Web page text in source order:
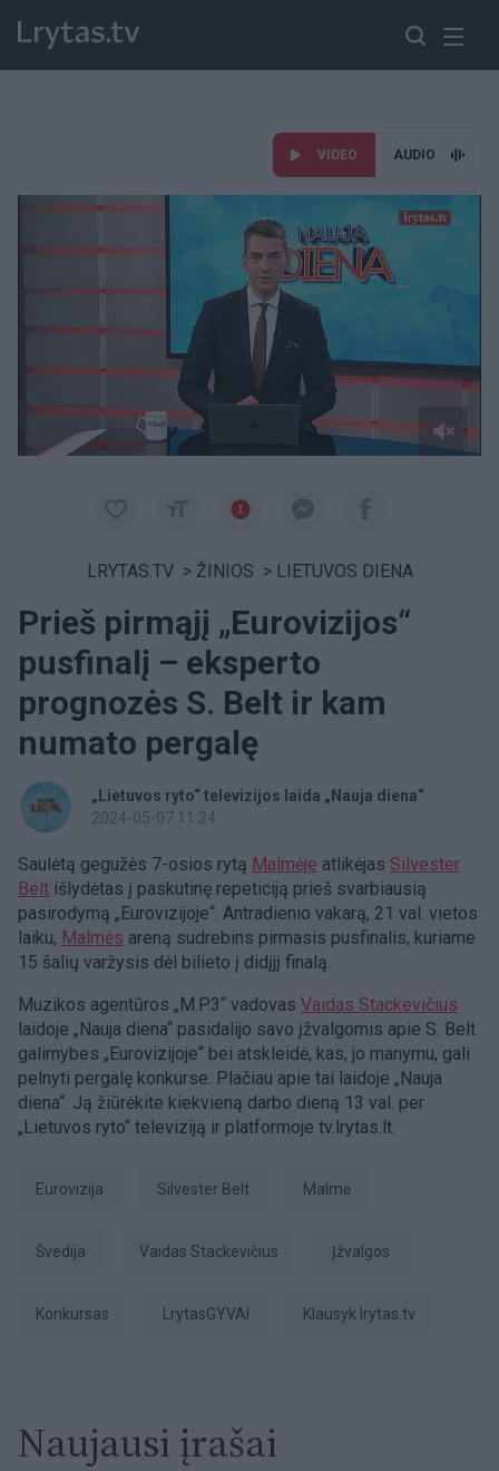
VIDEO AUDIO
LRYTAS.TV > ŽINIOS > LIETUVOS DIENA
Prieš pirmąjį „Eurovizijos“
pusfinalį – eksperto
prognozės S. Belt ir kam
numato pergalę
„Lietuvos ryto“ televizijos laida „Nauja diena“
2024-05-07 11:24
Saulėtą gegužės 7-osios rytą Malmėje atlikėjas Silvester
Belt išlydėtas į paskutinę repeticiją prieš svarbiausią
pasirodymą „Eurovizijoje“. Antradienio vakarą, 21 val. vietos
laiku, Malmės areną sudrebins pirmasis pusfinalis, kuriame
15 šalių varžysis dėl bilieto į didįjį finalą.
Muzikos agentūros „M.P.3“ vadovas Vaidas Stackevičius
laidoje „Nauja diena“ pasidalijo savo įžvalgomis apie S. Belt
galimybes „Eurovizijoje“ bei atskleidė, kas, jo manymu, gali
pelnyti pergalę konkurse. Plačiau apie tai laidoje „Nauja
diena“. Ją žiūrėkite kiekvieną darbo dieną 13 val. per
„Lietuvos ryto“ televiziją ir platformoje tv.lrytas.lt.
Eurovizija Silvester Belt Malmė
Švedija Vaidas Stackevičius įžvalgos
Konkursas LrytasGYVAI Klausyk lrytas.tv
Naujausi įrašai